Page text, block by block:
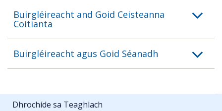
Buirgléireacht and Goid Ceisteanna
Coitianta
Buirgléireacht agus Goid Séanadh
Dhrochíde sa Teaghlach